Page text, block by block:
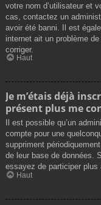
votre nom d’utilisateur et
cas, contactez un
avoir été banni. Il est
internet ait un problème
corriger.
Haut
Je m’étais déjà
présent plus me
Il est possible qu’un
compte pour une
suppriment
de leur base de données.
essayez de participer
Haut